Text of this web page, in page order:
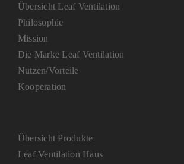
Übersicht Leaf Ventilation
Philosophie
Mission
Die Marke Leaf Ventilation
Nutzen/Vorteile
Kooperation
Übersicht Produkte
Leaf Ventilation Haus